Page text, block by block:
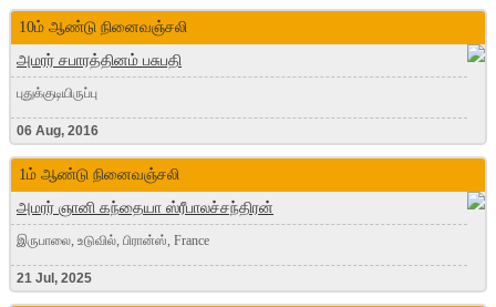
10ம் ஆண்டு நினைவஞ்சலி
அமரர் சபாரத்தினம் பசுபதி
புதுக்குடியிருப்பு
06 Aug, 2016
1ம் ஆண்டு நினைவஞ்சலி
அமரர் ஞானி கந்தையா ஸ்ரீபாலச்சந்திரன்
இருபாலை, உடுவில், பிரான்ஸ், France
21 Jul, 2025